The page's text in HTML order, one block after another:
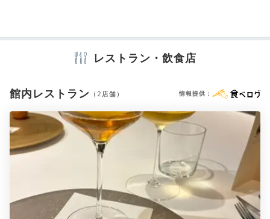
Barでしっとり
大人な夜を
※設備・アメニティは、確認が取れている情報を表示しています。
レストラン・飲食店
館内レストラン （2店舗） 情報提供：